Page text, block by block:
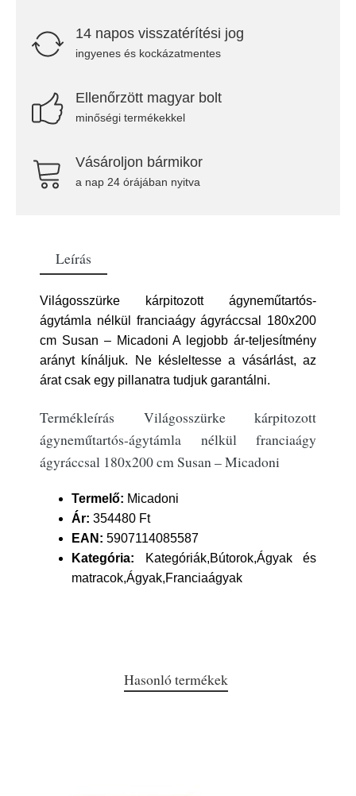
14 napos visszatérítési jog
ingyenes és kockázatmentes
Ellenőrzött magyar bolt
minőségi termékekkel
Vásároljon bármikor
a nap 24 órájában nyitva
Leírás
Világosszürke kárpitozott ágyneműtartós-
ágytámla nélkül franciaágy ágyráccsal 180x200
cm Susan – Micadoni A legjobb ár-teljesítmény
arányt kínáljuk. Ne késleltesse a vásárlást, az
árat csak egy pillanatra tudjuk garantálni.
Termékleírás Világosszürke kárpitozott
ágyneműtartós-ágytámla nélkül franciaágy
ágyráccsal 180x200 cm Susan – Micadoni
Termelő: Micadoni
Ár: 354480 Ft
EAN: 5907114085587
Kategória: Kategóriák,Bútorok,Ágyak és
matracok,Ágyak,Franciaágyak
Hasonló termékek